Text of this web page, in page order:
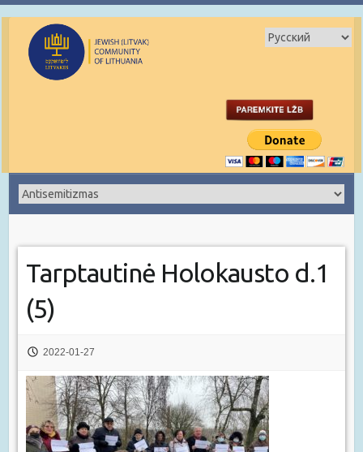
Tarptautinė Holokausto d.1
(5)
2022-01-27